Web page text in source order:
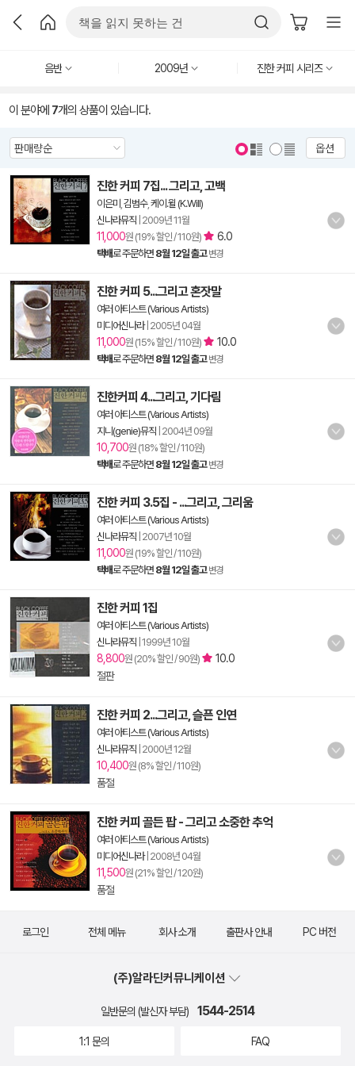
음반 2009년 진한 커피 시리즈
이 분야에 7개의 상품이 있습니다.
옵션
진한 커피 7집... 그리고, 고백
이은미 김범수, 케이.윌 (K.Will)
신나라뮤직 2009년 11월
11,000원 (19% 할인 / 110원) 6.0
택배로 주문하면 8월 12일 출고 변경
진한 커피 5...그리고 혼잣말
여러 아티스트 (Various Artists)
미디어신나라| 2005년 04월
11,000원 (15% 할인 / 110원) 10.0
택배로 주문하면 8월 12일 출고 변경
진한커피 4...그리고, 기다림
여러 아티스트 (Various Artists)
지니(genie)뮤직 2004년 09월
10,700원 (18% 할인 / 110원)
택배로 주문하면 8월 12일 출고 변경
진한 커피 3.5집 - ...그리고, 그리움
여러 아티스트 (Various Artists)
신나라뮤직 2007년 10월
11,000원 (19% 할인 / 110원)
택배로 주문하면 8월 12일 출고 변경
진한 커피 1집
여러 아티스트 (Various Artists)
신나라뮤직 1999년 10월
8,800원 (20% 할인 / 90원)
10.0
절판
진한 커피 2...그리고, 슬픈 인연
여러 아티스트 (Various Artists)
신나라뮤직 2000년 12월
10,400원 (8% 할인 / 110원)
품절
진한 커피 골든 팝 - 그리고 소중한 추억
여러 아티스트 (Various Artists)
미디어신나라| 2008년 04월
11,500원 (21% 할인 / 120원)
품절
로그인 전체 메뉴 회사 소개 출판사 안내 PC 버전
(주)알라딘커뮤니케이션
일반문의 (발신자 부담) 1544-2514
1:1 문의 FAQ